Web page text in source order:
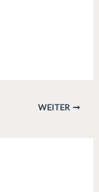
WEITER